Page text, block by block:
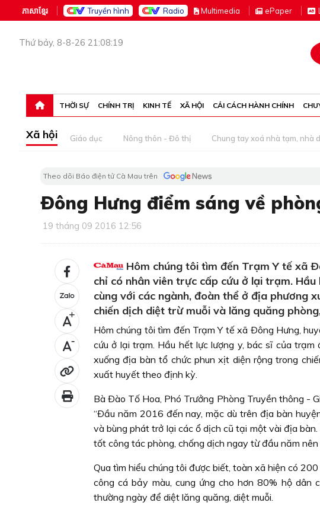
ភាសាខ្មែរ Truyền hình Radio Multimedia ePaper
Thứ bảy, 8-8-26 21:08:19
THỜI SỰ CHÍNH TRỊ KINH TẾ XÃ HỘI CẢI CÁCH HÀNH CHÍNH
Xã hội Giáo dục Nông thôn - Đô thị Chung tay xoá nhà tạm, nhà
Theo dõi Báo điện tử Cà Mau trên
Ðông Hưng điểm sáng về
19 tháng 09 2016 12:56
+
-
Hôm chúng tôi tìm đến Trạm Y tế xã
chỉ có nhân viên trực cấp cứu ở lại trạm.
cùng với các ngành, đoàn thể ở địa phương
chiến dịch diệt trừ muỗi và lăng quăng
Hôm chúng tôi tìm đến Trạm Y tế xã Ðông Hưng,
cứu ở lại trạm. Hầu hết lực lượng y, bác sĩ của
xuống địa bàn tổ chức phun xịt diện rộng trong
xuất huyết theo định kỳ.
Bà Ðào Tố Hoa, Phó Trưởng Phòng Truyền thông -
“Ðầu năm 2016 đến nay, mặc dù trên địa bàn
và bùng phát trở lại các ổ dịch cũ tại một vài địa
tốt công tác phòng, chống dịch ngay từ đầu năm
Qua tìm hiểu chúng tôi được biết, toàn xã hiện có
công cá bảy màu, cung ứng cho hơn 80% hộ
thường ngày để diệt lăng quăng, diệt muỗi.